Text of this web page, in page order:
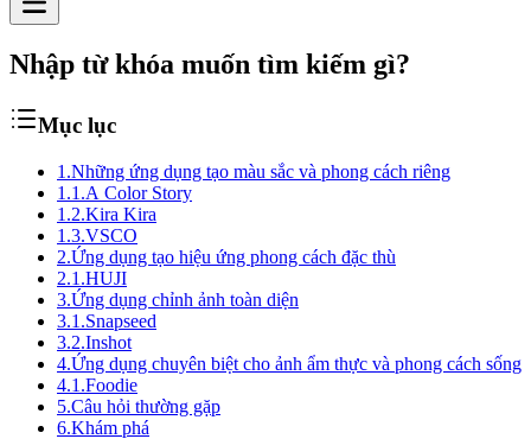
Nhập từ khóa muốn tìm kiếm gì?
Mục lục
1.Những ứng dụng tạo màu sắc và phong cách riêng
1.1.A Color Story
1.2.Kira Kira
1.3.VSCO
2.Ứng dụng tạo hiệu ứng phong cách đặc thù
2.1.HUJI
3.Ứng dụng chỉnh ảnh toàn diện
3.1.Snapseed
3.2.Inshot
4.Ứng dụng chuyên biệt cho ảnh ẩm thực và phong cách sống
4.1.Foodie
5.Câu hỏi thường gặp
6.Khám phá